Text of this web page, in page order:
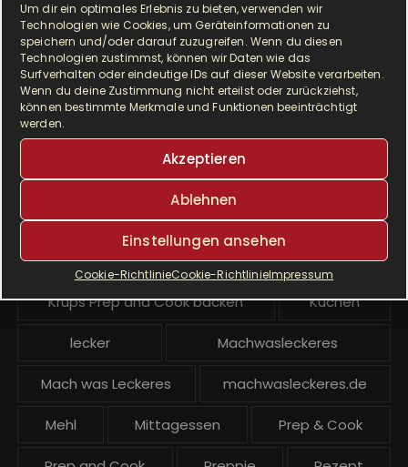
Um dir ein optimales Erlebnis zu bieten, verwenden wir
Technologien wie Cookies, um Geräteinformationen zu
speichern und/oder darauf zuzugreifen. Wenn du diesen
Technologien zustimmst, können wir Daten wie das
Surfverhalten oder eindeutige IDs auf dieser Website verarbeiten.
Wenn du deine Zustimmung nicht erteilst oder zurückziehst,
können bestimmte Merkmale und Funktionen beeinträchtigt
werden.
Akzeptieren
Ablehnen
Einstellungen ansehen
Cookie-RichtlinieCookie-RichtlinieImpressum
Hauptgericht Hefe Hefeteig
HP5031 HP 5031
I Prep & Cook Gourmet kochen
Krups Krups Master Perfect Gourmet
Krups Prep & Cook
Krups Prep & Cook Rezepte
Krups Prep and Cook
Krups Prep and Cook backen Kuchen
lecker Machwasleckeres
Mach was Leckeres machwasleckeres.de
Mehl Mittagessen Prep & Cook